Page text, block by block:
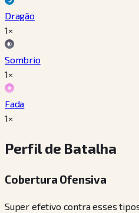
Dragão
1×
Sombrio
1×
Fada
1×
Perfil de Batalha
Cobertura Ofensiva
Super efetivo contra esses